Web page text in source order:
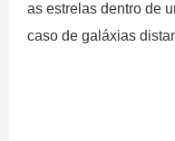
as estrelas dentro de
caso de galáxias